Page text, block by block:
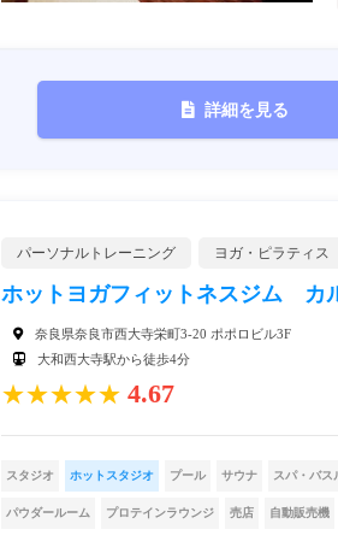
詳細を見る
パーソナルトレーニング ヨガ・ピラティス
ホットヨガフィットネスジム
奈良県奈良市西大寺栄町3-20 ポポロビル3F
大和西大寺駅から徒歩4分
★★★★★ 4.67
スタジオ ホットスタジオ プール サウナ スパ・バス
パウダールーム プロテインラウンジ 売店 自動販売機